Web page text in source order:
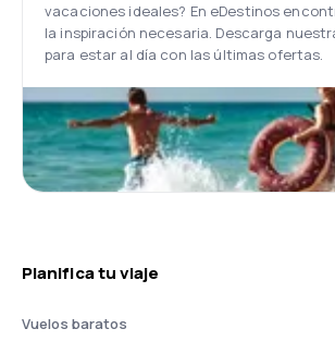
vacaciones ideales? En eDestinos
la inspiración necesaria. Descarga
para estar al día con las últimas ofertas.
Planifica tu viaje
Vuelos baratos